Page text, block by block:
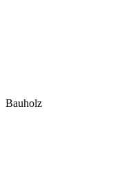
Bauholz